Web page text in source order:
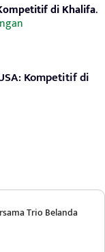
di Khalifa.
Kompetitif di
Trio Belanda